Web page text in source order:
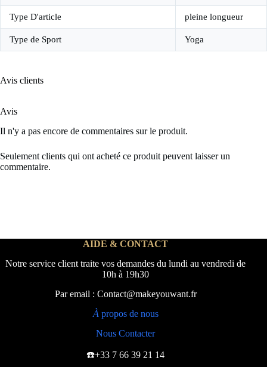
Type D'article pleine longueur
Type de Sport Yoga
Avis clients
Avis
Il n'y a pas encore de commentaires sur le produit.
Seulement clients qui ont acheté ce produit peuvent laisser un
commentaire.
AIDE & CONTACT
Notre service client traite vos demandes du lundi au vendredi de
10h à 19h30
Par email : Contact@makeyouwant.fr
À propos de nous
Nous Contacter
☎️+33 7 66 39 21 14